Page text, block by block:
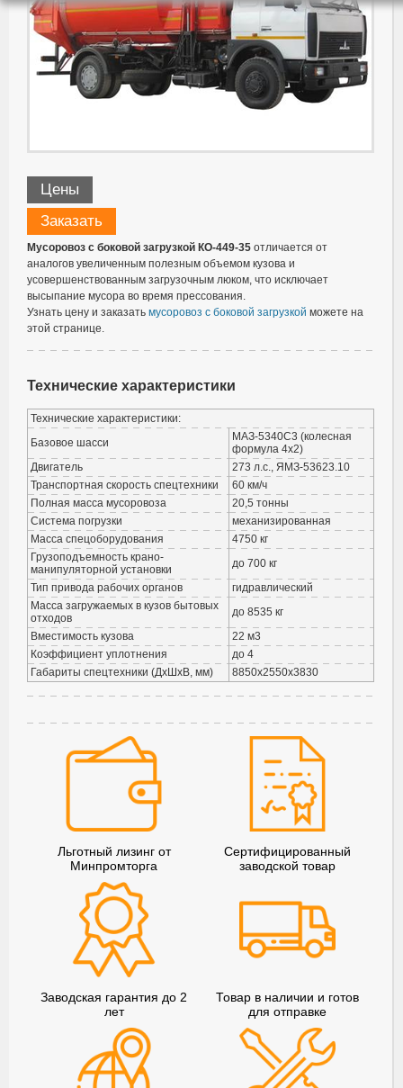
Цены
Заказать
Мусоровоз с боковой загрузкой КО-449-35 отличается от
аналогов увеличенным полезным объемом кузова и
усовершенствованным загрузочным люком, что исключает
высыпание мусора во время прессования.
Узнать цену и заказать мусоровоз с боковой загрузкой можете на
этой странице.
Технические характеристики
Технические характеристики:
Базовое шасси
МАЗ-5340C3 (колесная
формула 4х2)
Двигатель
273 л.с., ЯМЗ-53623.10
Транспортная скорость спецтехники
60 км/ч
Полная масса мусоровоза
20,5 тонны
Система погрузки
механизированная
Масса спецоборудования
4750 кг
Грузоподъемность крано-
манипуляторной установки
до 700 кг
Тип привода рабочих органов
гидравлический
Масса загружаемых в кузов бытовых
отходов
до 8535 кг
Вместимость кузова
22 м3
Коэффициент уплотнения
до 4
Габариты спецтехники (ДхШхВ, мм)
8850х2550х3830
Льготный лизинг от
Минпромторга
Сертифицированный
заводской товар
Заводская гарантия до 2
лет
Товар в наличии и готов
для отправке